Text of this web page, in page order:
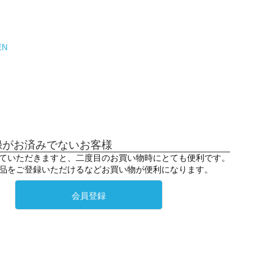
お済みでないお客様
いただきますと、二度目のお買い物時にとても便利です。
をご登録いただけるなどお買い物が便利になります。
会員登録